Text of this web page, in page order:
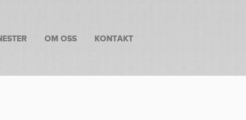
OM OSS KONTAKT